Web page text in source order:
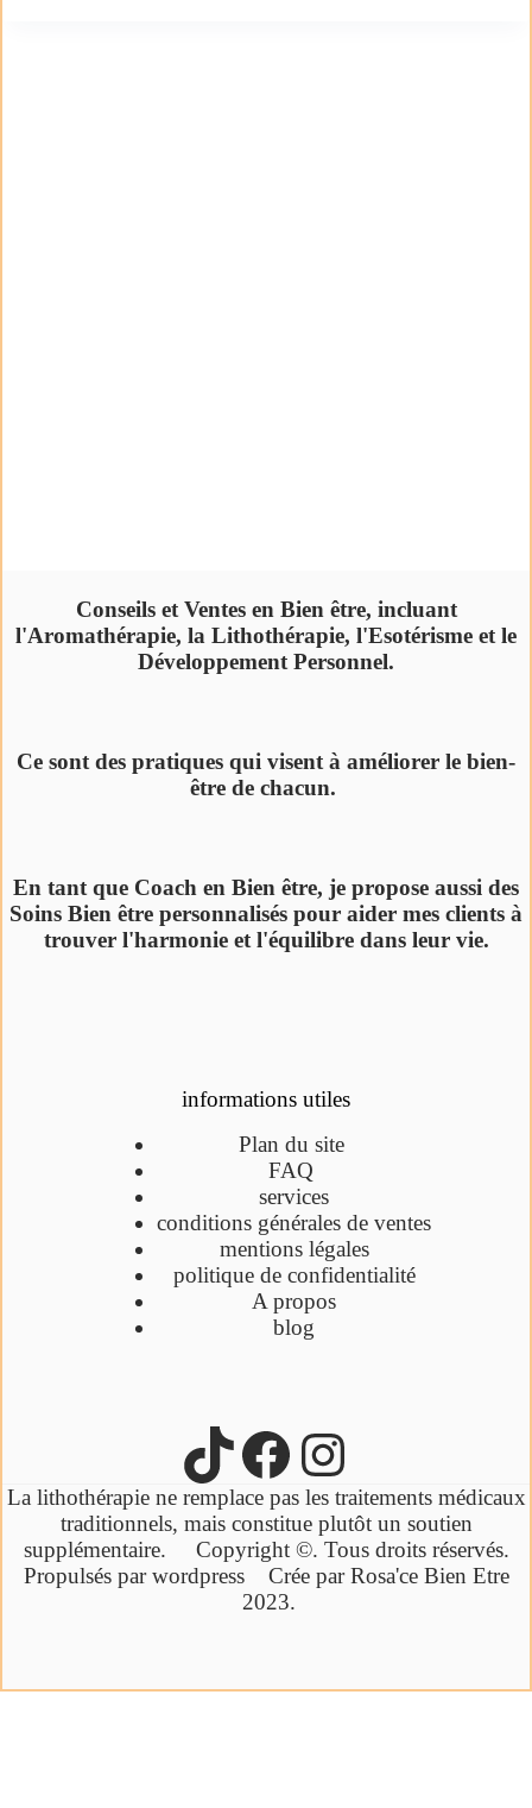
Conseils et Ventes en Bien être, incluant
l'Aromathérapie, la Lithothérapie, l'Esotérisme et le
Développement Personnel.
Ce sont des pratiques qui visent à améliorer le bien-
être de chacun.
En tant que Coach en Bien être, je propose aussi des
Soins Bien être personnalisés pour aider mes clients à
trouver l'harmonie et l'équilibre dans leur vie.
informations utiles
Plan du site
FAQ
services
conditions générales de ventes
mentions légales
politique de confidentialité
A propos
blog
La lithothérapie ne remplace pas les traitements médicaux
traditionnels, mais constitue plutôt un soutien
supplémentaire. Copyright ©. Tous droits réservés.
Propulsés par wordpress Crée par Rosa'ce Bien Etre
2023.